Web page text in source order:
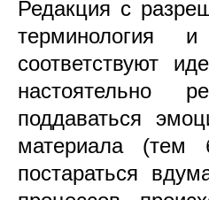
Редакция с
терминология
соответствуют
настоятельно
поддаваться
материала
постараться